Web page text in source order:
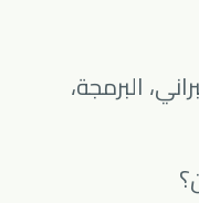
البرمجة،